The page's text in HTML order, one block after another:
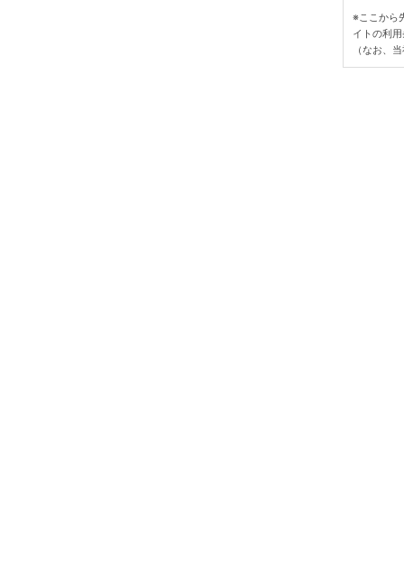
※ここから
イトの利
（なお、